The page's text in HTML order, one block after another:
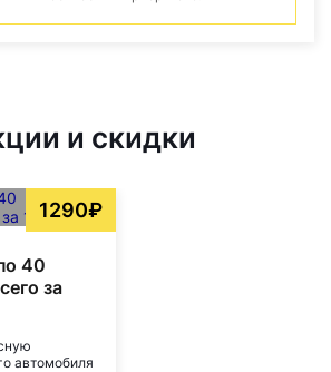
и скидки
1290₽
40
за
автомобиля